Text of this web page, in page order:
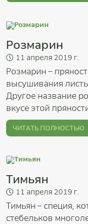
Розмарин
11 апреля 2019 г.
Розмарин –
высушивания
Другое название
вкусе этой
ЧИТАТЬ ПОЛНОСТЬЮ
Тимьян
11 апреля 2019 г.
Тимьян – специя,
стебельков